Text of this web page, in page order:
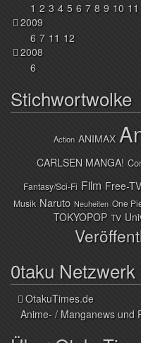
1 2 3 4 5 6 7 8 9 10 11
2009
6 7 11 12
2008
6
Stichwortwolke
Action ANIMAX
CARLSEN MANGA!
Fantasy/Sci-Fi Film Free-TV
Musik Naruto Neuheiten One
TOKYOPOP TV
0taku Netzwerk
OtakuTimes.de
Anime- / Manganews und